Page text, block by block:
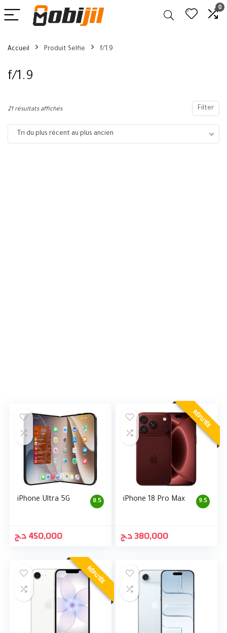
0
Accueil Produit Selfie f/1.9
f/1.9
Filter
21 résultats affichés
Tri du plus récent au plus ancien
8.5
iPhone Ultra 5G
450,000د.ج
RÉPUTÉE
9.5
iPhone 18 Pro Max
380,000د.ج
RÉPUTÉE